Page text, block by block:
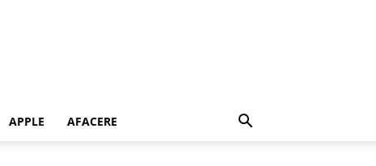
APPLE AFACERE